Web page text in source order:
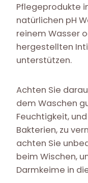
Pflegeprodukte
natürlichen pH
reinem Wasser
hergestellten
unterstützen.
Achten Sie
dem Waschen
Feuchtigkeit,
Bakterien, zu
achten Sie
beim Wischen,
Darmkeime in